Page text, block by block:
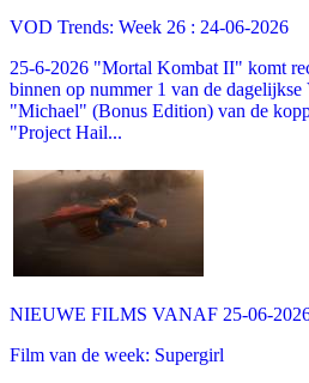
VOD Trends: Week 26 : 24-06-2026
25-6-2026 "Mortal Kombat II" komt
binnen op nummer 1 van de
"Michael" (Bonus Edition) van de
"Project Hail...
NIEUWE FILMS VANAF 25-06-
Film van de week: Supergirl